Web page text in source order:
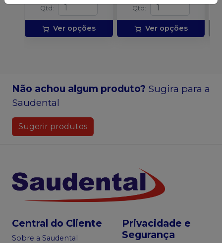
Qtd :
Ver opções
Qtd :
Ver opções
Não achou algum produto? Sugira para a
Saudental
Sugerir produtos
Central do Cliente
Sobre a Saudental
Privacidade e
Segurança